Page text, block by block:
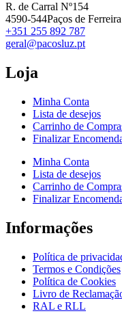
R. de Carral Nº154
4590-544Paços de Ferreira
+351 255 892 787
geral@pacosluz.pt
Loja
Minha Conta
Lista de desejos
Carrinho de
Finalizar
Minha Conta
Lista de desejos
Carrinho de
Finalizar
Informações
Política de
Termos e Condições
Política de Cookies
Livro de
RAL e RLL